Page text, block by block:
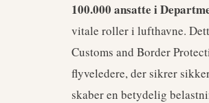
100.000 ansatte i
vitale roller i lufthavne.
Customs and Border
flyveledere, der sikrer
skaber en betydelig